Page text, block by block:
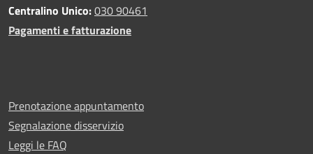
Centralino Unico:030 90461
Pagamenti e fatturazione
Prenotazione appuntamento
Segnalazione disservizio
Leggi le FAQ